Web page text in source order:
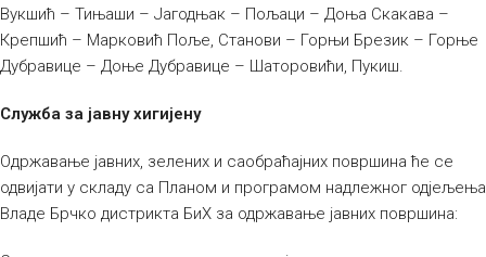
Вукшић – Тињаши – Јагодњак – Пољаци – Доња Скакава –
Крепшић – Марковић Поље, Станови – Горњи Брезик – Горње
Дубравице – Доње Дубравице – Шаторовићи, Пукиш.
Служба за јавну хигијену
Одржавање јавних, зелених и саобраћајних површина ће се
одвијати у складу са Планом и програмом надлежног одјељења
Владе Брчко дистрикта БиХ за одржавање јавних површина: